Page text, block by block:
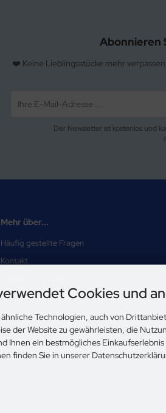
Abonnieren
❤️ Keine Lieblingsstücke mehr
Der Newsletter ist kostenlos und
Mehr über...
Häufig gestellte Fragen
Kontakt
Impressum
Unsere AGB
Privatsphäre und Datenschutz
Cookie Einstellungen
Cookies und
Technologien, auch von
der Website zu gewährleisten, die
Ihnen ein bestmögliches
finden Sie in unserer